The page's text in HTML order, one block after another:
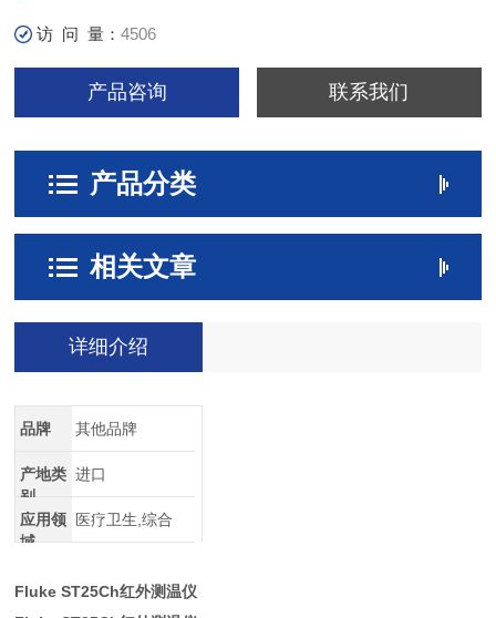
访 问 量：4506
产品咨询 联系我们
产品分类
相关文章
详细介绍
品牌 其他品牌
产地类
别
进口
应用领
域
医疗卫生,综合
Fluke ST25Ch红外测温仪